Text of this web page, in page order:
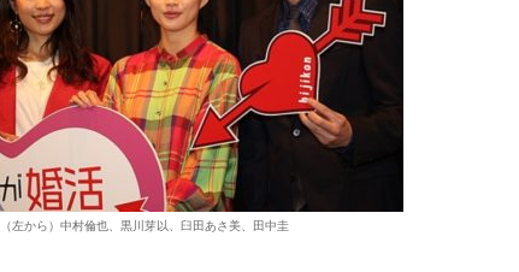
（左から）中村倫也、黒川芽以、臼田あさ美、田中圭